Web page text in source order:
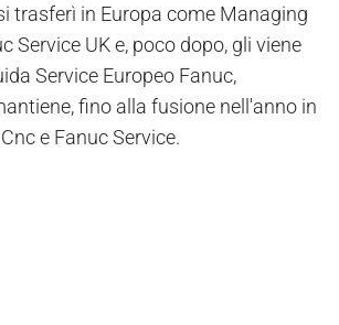
trasferì in Europa come Managing
Service UK e, poco dopo, gli viene
Service Europeo Fanuc,
fino alla fusione nell'anno in
e Fanuc Service.